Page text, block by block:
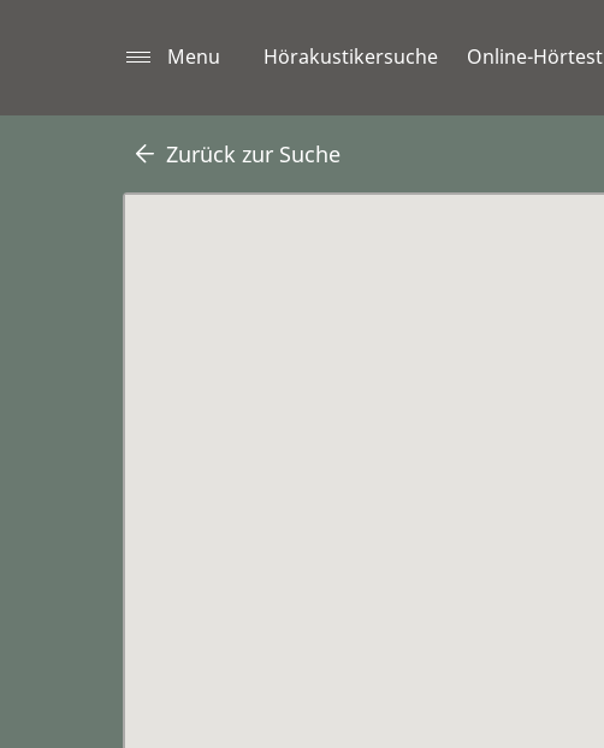
Menu Hörakustikersuche Online-Hörtest
Zurück zur Suche